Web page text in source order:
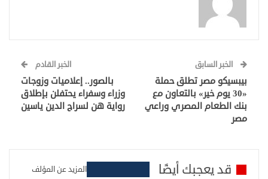
الخبر السابق
بيبسيكو مصر تطلق حملة
«30 يوم خير» بالتعاون مع
بنك الطعام المصري وراعي
مصر
الخبر القادم
بالصور.. إعلاميات وزوجات
وزراء وسفراء يحتفلن بإطلاق
رواية هن لسراج الدين ياسين
قد يعجبك أيضًا المزيد عن المؤلف